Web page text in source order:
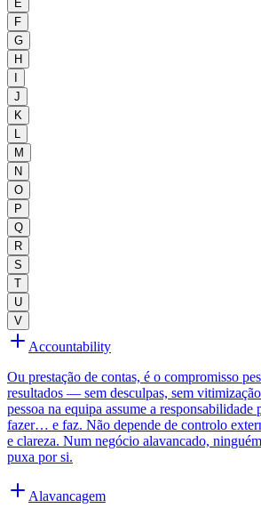
E
F
G
H
J
K
M
N
O
P
Q
R
S
T
U
V
Accountability
Ou prestação de contas, é o compromisso
resultados — sem desculpas, sem
pessoa na equipa assume a responsabilidade
fazer… e faz. Não depende de controlo
e clareza. Num negócio alavancado,
puxa por si.
Alavancagem